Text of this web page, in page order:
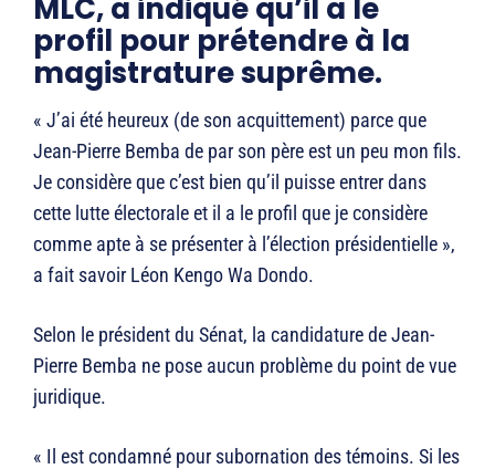
MLC, a indiqué qu’il a le
profil pour prétendre à la
magistrature suprême.
« J’ai été heureux (de son acquittement) parce que
Jean-Pierre Bemba de par son père est un peu mon fils.
Je considère que c’est bien qu’il puisse entrer dans
cette lutte électorale et il a le profil que je considère
comme apte à se présenter à l’élection présidentielle »,
a fait savoir Léon Kengo Wa Dondo.
Selon le président du Sénat, la candidature de Jean-
Pierre Bemba ne pose aucun problème du point de vue
juridique.
« Il est condamné pour subornation des témoins. Si les